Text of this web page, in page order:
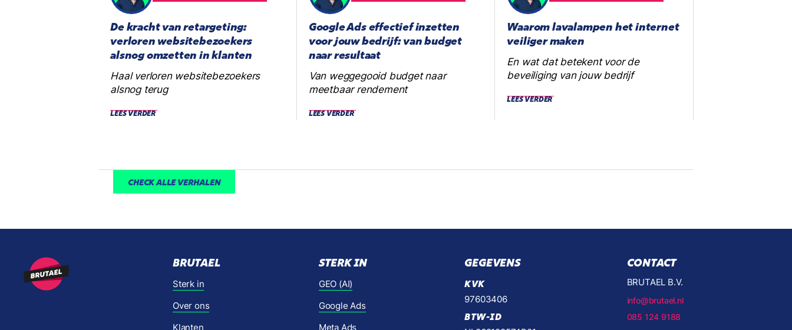
De kracht van retargeting:
verloren websitebezoekers
alsnog omzetten in klanten
Haal verloren websitebezoekers
alsnog terug
LEES VERDER
Google Ads effectief inzetten
voor jouw bedrijf: van budget
naar resultaat
Van weggegooid budget naar
meetbaar rendement
LEES VERDER
Waarom lavalampen het internet
veiliger maken
En wat dat betekent voor de
beveiliging van jouw bedrijf
LEES VERDER
CHECK ALLE VERHALEN
BRUTAEL
Sterk in
Over ons
Klanten
STERK IN
GEO (AI)
Google Ads
Meta Ads
GEGEVENS
KVK
97603406
BTW-ID
CONTACT
BRUTAEL B.V.
info@brutael.nl
085 124 9188